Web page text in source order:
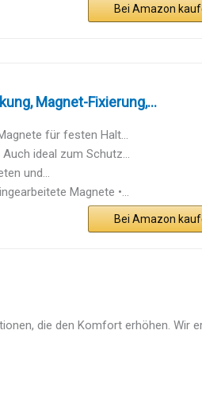
Bei Amazon
Magnet-Fixierung,...
für festen Halt...
ideal zum Schutz...
und...
Magnete •...
Bei Amazon
die den Komfort erhöhen. Wir